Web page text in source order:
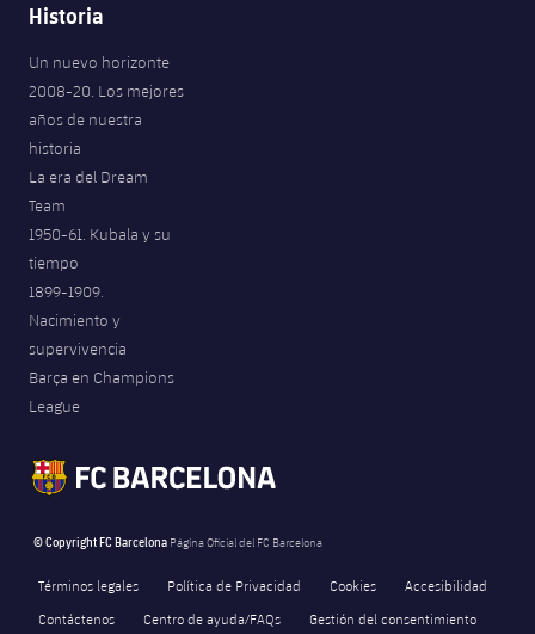
Historia
Un nuevo horizonte
2008-20. Los mejores
años de nuestra
historia
La era del Dream
Team
1950-61. Kubala y su
tiempo
1899-1909.
Nacimiento y
supervivencia
Barça en Champions
League
© Copyright FC Barcelona Página Oficial del FC Barcelona
Términos legales Política de Privacidad Cookies
Accesibilidad
Contáctenos
Centro de ayuda/FAQs Gestión del consentimiento